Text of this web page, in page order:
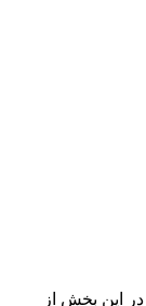
این بخش از